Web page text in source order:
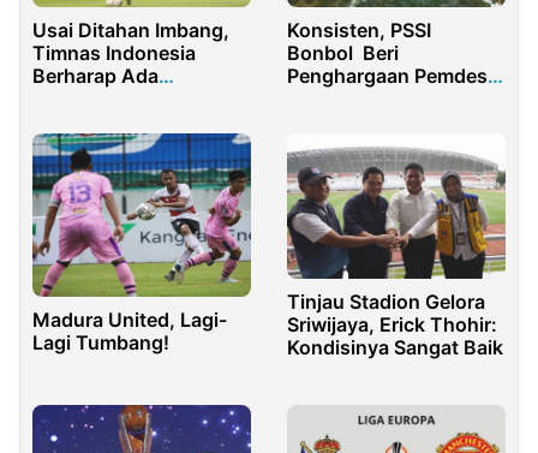
Usai Ditahan Imbang,
Timnas Indonesia
Berharap Ada
Konsisten, PSSI
Bonbol Beri
Penghargaan Pemdes
Madura United, Lagi-
Lagi Tumbang!
Tinjau Stadion Gelora
Sriwijaya, Erick Thohir:
Kondisinya Sangat Baik